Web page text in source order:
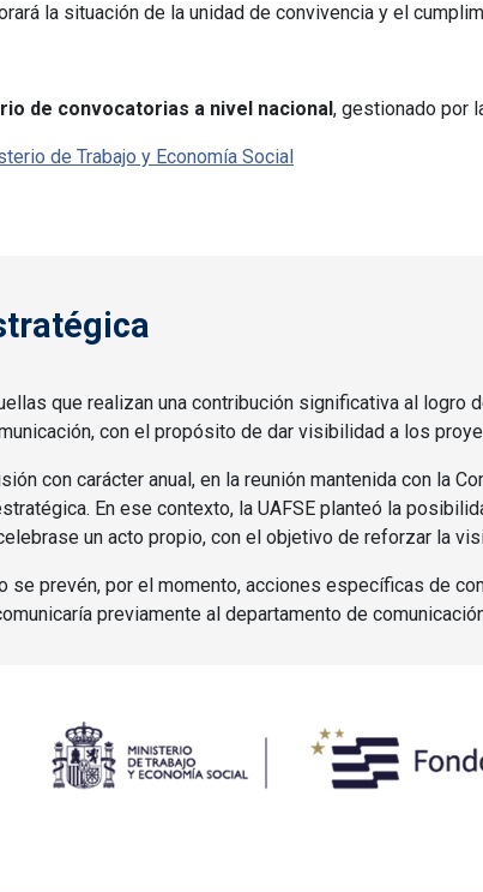
la situación de la unidad de convivencia y el
de convocatorias a nivel nacional, gestionado por
de Trabajo y Economía Social
que realizan una contribución significativa al
con el propósito de dar visibilidad a los
con carácter anual, en la reunión mantenida con la
En ese contexto, la UAFSE planteó la
un acto propio, con el objetivo de reforzar la
se prevén, por el momento, acciones específicas de
previamente al departamento de